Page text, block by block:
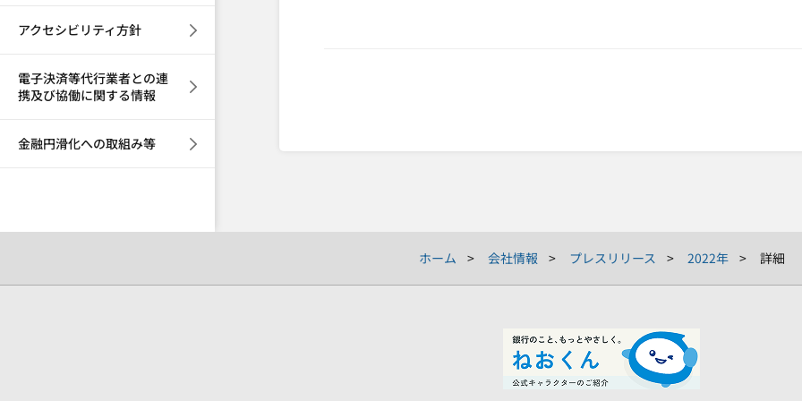
アクセシビリティ方針
電子決済等代行業者との連
携及び協働に関する情報
金融円滑化への取組み等
ホーム 会社情報 プレスリリース 2022年 詳細